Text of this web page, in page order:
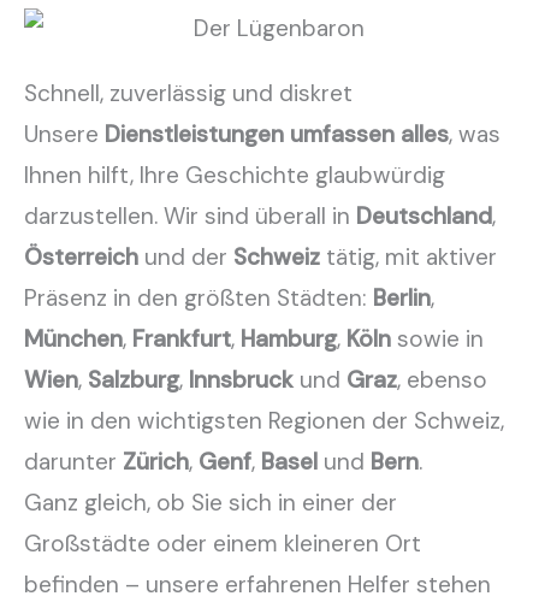
Schnell, zuverlässig und diskret
Unsere Dienstleistungen umfassen alles, was
Ihnen hilft, Ihre Geschichte glaubwürdig
darzustellen. Wir sind überall in Deutschland,
Österreich und der Schweiz tätig, mit aktiver
Präsenz in den größten Städten: Berlin,
München, Frankfurt, Hamburg, Köln sowie in
Wien, Salzburg, Innsbruck und Graz, ebenso
wie in den wichtigsten Regionen der Schweiz,
darunter Zürich, Genf, Basel und Bern.
Ganz gleich, ob Sie sich in einer der
Großstädte oder einem kleineren Ort
befinden – unsere erfahrenen Helfer stehen